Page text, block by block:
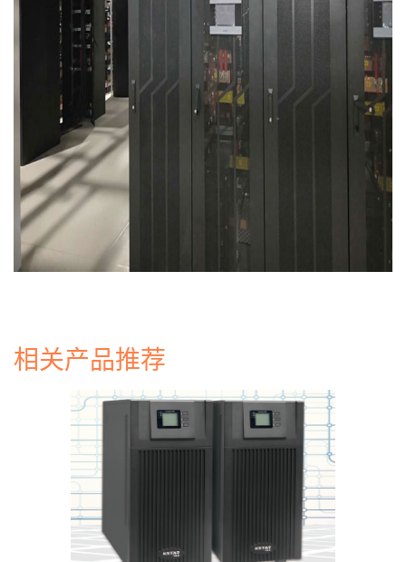
相关产品推荐